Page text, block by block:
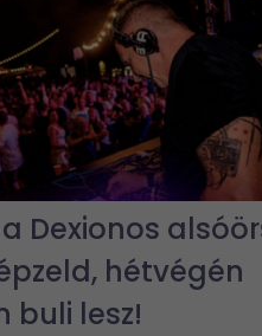
a Dexionos
hétvégén
buli lesz!